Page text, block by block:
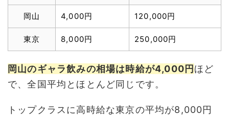
岡山 4,000円 120,000円
東京 8,000円 250,000円
岡山のギャラ飲みの相場は時給が4,000円 ほど
で、全国平均とほとんど同じです。
トップクラスに高時給な東京の平均が8,000円